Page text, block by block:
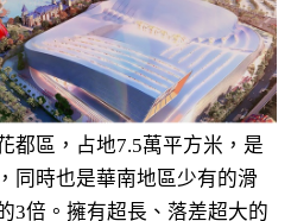
都區，占地7.5萬平方米，是
同時也是華南地區少有的滑
3倍。擁有超長、落差超大的